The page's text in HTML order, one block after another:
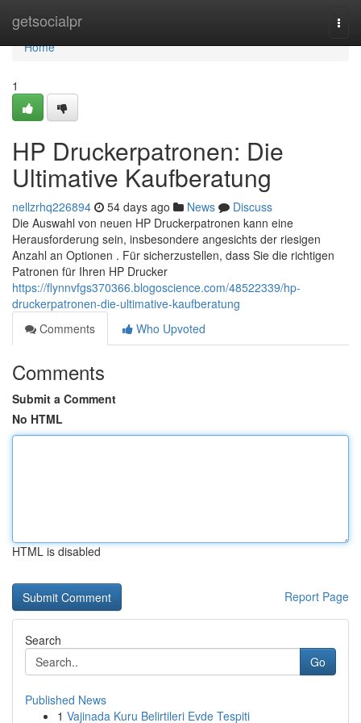
getsocialpr
Home
Home
1
HP Druckerpatronen: Die
Ultimative Kaufberatung
nellzrhq226894 54 days ago News
Discuss
Die Auswahl von neuen HP Druckerpatronen kann eine
Herausforderung sein, insbesondere angesichts der riesigen
Anzahl an Optionen . Für sicherzustellen, dass Sie die richtigen
Patronen für Ihren HP Drucker
https://flynnvfgs370366.blogoscience.com/48522339/hp-
druckerpatronen-die-ultimative-kaufberatung
Comments
Who Upvoted
Comments
Submit a Comment
No HTML
HTML is disabled
Report Page
Search
Go
Published News
1 Vajinada Kuru Belirtileri Evde Tespiti